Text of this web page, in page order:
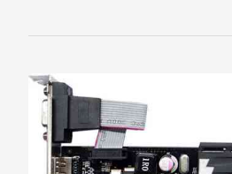
Контакты
Карта
сайта